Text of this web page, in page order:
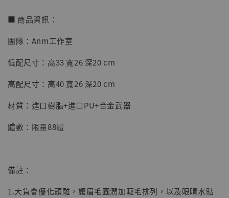
【店內現貨】七龍珠 系列蒐藏雕像 悟空 鳥山
NT$ 4,280
NT$ 5,580
■ 商品資訊：
團隊：Anm工作室
低配尺寸：高33 寬26 深20 cm
高配尺寸：高40 寬26 深20 cm
材質：進口樹脂+進口PU+合金武器
體數：限量88體
備註：
1.大貨會優化頭雕，讓眉毛圓潤加睫毛排列，以及眼睛水貼